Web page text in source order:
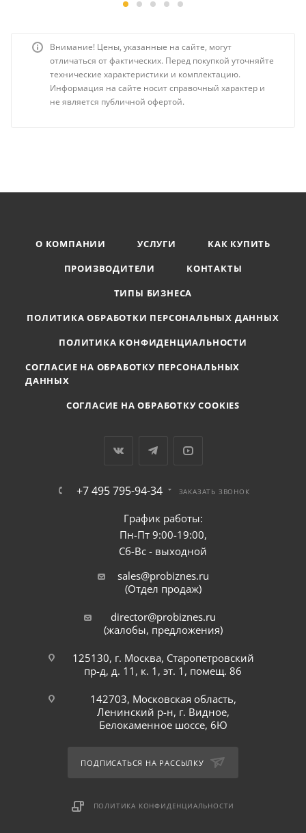
Внимание! Цены, указанные на сайте, могут
отличаться от фактических. Перед покупкой уточняйте
технические характеристики и комплектацию.
Информация на сайте носит справочный характер и
не является публичной офертой.
О КОМПАНИИ УСЛУГИ
КАК КУПИТЬ
ПРОИЗВОДИТЕЛИ
КОНТАКТЫ
ТИПЫ БИЗНЕСА
ПОЛИТИКА ОБРАБОТКИ ПЕРСОНАЛЬНЫХ ДАННЫХ
ПОЛИТИКА КОНФИДЕНЦИАЛЬНОСТИ
СОГЛАСИЕ НА ОБРАБОТКУ ПЕРСОНАЛЬНЫХ
ДАННЫХ
СОГЛАСИЕ НА ОБРАБОТКУ COOKIES
+7 495 795-94-34 ЗАКАЗАТЬ ЗВОНОК
График работы:
Пн-Пт 9:00-19:00,
Сб-Вс - выходной
sales@probiznes.ru
(Отдел продаж)
director@probiznes.ru
(жалобы, предложения)
125130, г. Москва, Старопетровский
пр-д, д. 11, к. 1, эт. 1, помещ. 86
142703, Московская область,
Ленинский р-н, г. Видное,
Белокаменное шоссе, 6Ю
ПОДПИСАТЬСЯ НА РАССЫЛКУ
ПОЛИТИКА КОНФИДЕНЦИАЛЬНОСТИ